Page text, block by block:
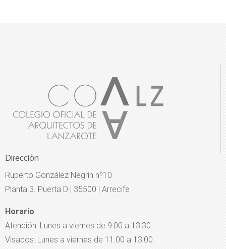
Dirección
Ruperto González Negrín nº10
Planta 3. Puerta D | 35500 | Arrecife
Horario
Atención: Lunes a viernes de 9:00 a 13:30
Visados: Lunes a viernes de 11:00 a 13:00